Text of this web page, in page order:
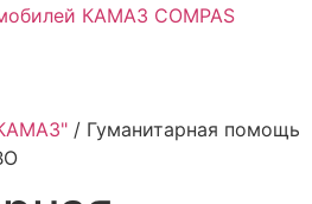
КАМАЗ COMPAS
/ Гуманитарная помощь